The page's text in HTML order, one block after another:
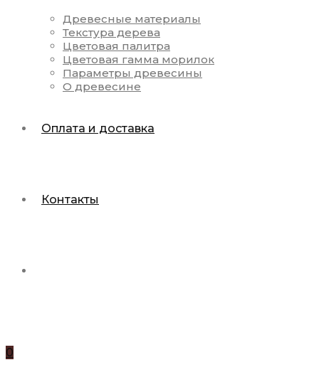
Древесные материалы
Текстура дерева
Цветовая палитра
Цветовая гамма морилок
Параметры древесины
О древесине
Оплата и доставка
Контакты
0